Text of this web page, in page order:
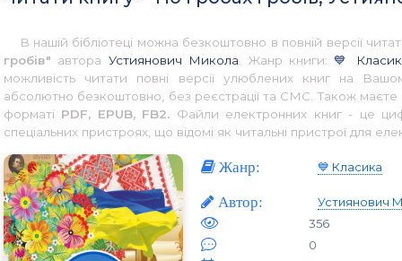
В нашій бібліотеці можна безкоштовно в повній версії
гробів" автора Устиянович Микола . Жанр книги:💙
можливість читати повні версії улюблених книг на
абсолютно безкоштовно, без реєстрації та СМС. Також маєте
форматі PDF, EPUB, FB2. Файли електронних книг - це
спеціальних пристроях, що відомі як читальні пристрої для
Жанр: 💙 Класика
Автор:
Устиянович
356
0